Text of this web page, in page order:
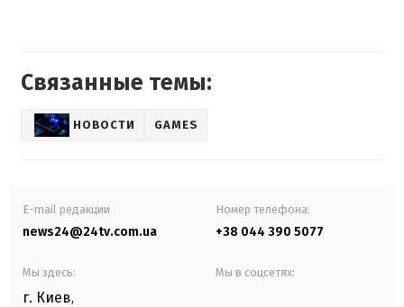
Связанные темы:
НОВОСТИ GAMES
E-mail редакции
news24@24tv.com.ua
Номер телефона:
+38 044 390 5077
Мы здесь:
г. Киев,
Мы в соцсетях: